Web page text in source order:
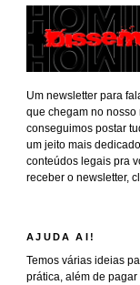
Um newsletter para
que chegam no nosso
conseguimos postar
um jeito mais
conteúdos legais pra
receber o newsletter,
AJUDA AI!
Temos várias ideias
prática, além de pagar